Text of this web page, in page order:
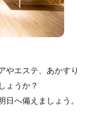
やエステ、あかすり
ょうか？
日へ備えましょう。